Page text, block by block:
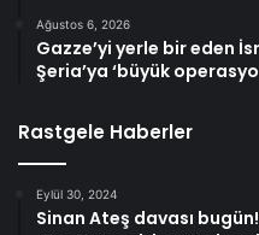
Ağustos 6, 2026
Gazze’yi yerle bir eden
Şeria’ya ‘büyük
Rastgele Haberler
Eylül 30, 2024
Sinan Ateş davası